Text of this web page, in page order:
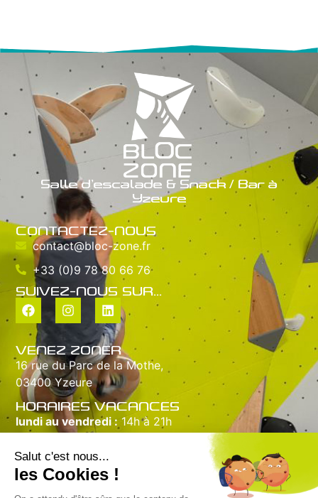
Salle d’escalade & Snack / Bar à
Yzeure
CONTACTEZ-NOUS
contact@bloc-zone.fr
+33 (0)9 78 80 66 76
SUIVEZ-NOUS SUR...
VENEZ ZONER
16 rue du Parc de la Mothe,
03400 Yzeure
HORAIRES VACANCES
lundi au vendredi : 14h à 21h
dimanche :10h à 18h
INFORMATIONS